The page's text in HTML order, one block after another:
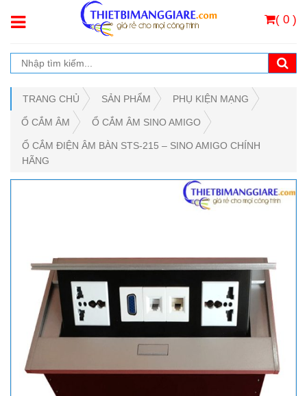
( 0 )
TRANG CHỦ SẢN PHẨM PHỤ KIỆN MẠNG
Ổ CẮM ÂM Ổ CẮM ÂM SINO AMIGO
Ổ CẮM ĐIỆN ÂM BÀN STS-215 – SINO AMIGO CHÍNH
HÃNG